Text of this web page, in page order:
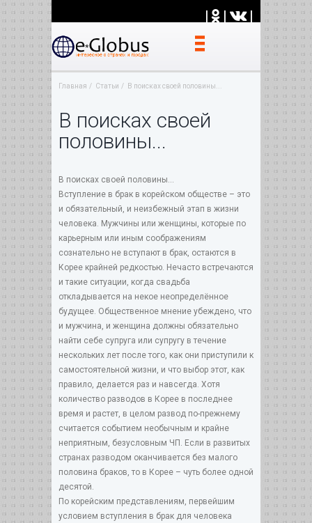
| | |
Главная Статьи В поисках своей половины...
В поисках своей
половины...
В поисках своей половины...
Вступление в брак в корейском обществе – это
и обязательный, и неизбежный этап в жизни
человека. Мужчины или женщины, которые по
карьерным или иным соображениям
сознательно не вступают в брак, остаются в
Корее крайней редкостью. Нечасто встречаются
и такие ситуации, когда свадьба
откладывается на некое неопределённое
будущее. Общественное мнение убеждено, что
и мужчина, и женщина должны обязательно
найти себе супруга или супругу в течение
нескольких лет после того, как они приступили к
самостоятельной жизни, и что выбор этот, как
правило, делается раз и навсегда. Хотя
количество разводов в Корее в последнее
время и растет, в целом развод по-прежнему
считается событием необычным и крайне
неприятным, безусловным ЧП. Если в развитых
странах разводом оканчивается без малого
половина браков, то в Корее – чуть более одной
десятой.
По корейским представлениям, первейшим
условием вступления в брак для человека